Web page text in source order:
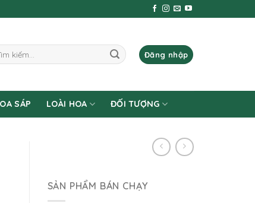
Đăng nhập
SÁP LOÀI HOA ĐỐI TƯỢNG
SẢN PHẨM BÁN CHẠY